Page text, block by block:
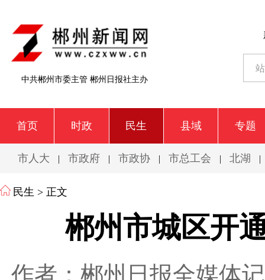
中共郴州市委主管 郴州日报社主办
首页 时政 民生 县域 专题
市人大 | 市政府 | 市政协 | 市总工会 | 北湖 |
民生 > 正文
郴州市城区开
作者：郴州日报全媒体